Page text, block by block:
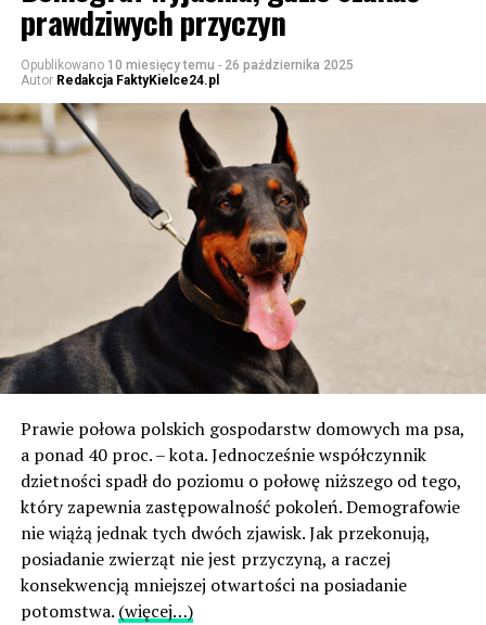
prawdziwych przyczyn
Opublikowano 10 miesięcy temu - 26 października 2025
Autor Redakcja FaktyKielce24.pl
Prawie połowa polskich gospodarstw domowych ma psa,
a ponad 40 proc. – kota. Jednocześnie współczynnik
dzietności spadł do poziomu o połowę niższego od tego,
który zapewnia zastępowalność pokoleń. Demografowie
nie wiążą jednak tych dwóch zjawisk. Jak przekonują,
posiadanie zwierząt nie jest przyczyną, a raczej
konsekwencją mniejszej otwartości na posiadanie
potomstwa. (więcej…)